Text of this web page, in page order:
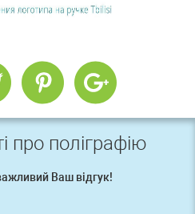
про поліграфію
Ваш відгук!